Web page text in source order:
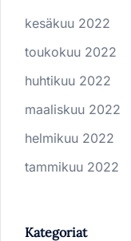
kesäkuu 2022
toukokuu 2022
huhtikuu 2022
maaliskuu 2022
helmikuu 2022
tammikuu 2022
Kategoriat